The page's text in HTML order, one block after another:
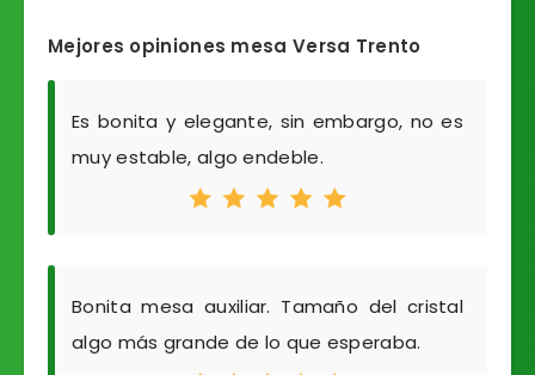
Mejores opiniones mesa Versa Trento
Es bonita y elegante, sin embargo, no es
muy estable, algo endeble.
Bonita mesa auxiliar. Tamaño del cristal
algo más grande de lo que esperaba.